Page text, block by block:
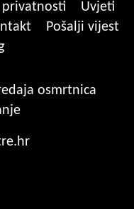
privatnosti
Uvjeti
Pošalji vijest
osmrtnica